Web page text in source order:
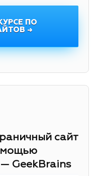
ПО
→
сайт
GeekBrains